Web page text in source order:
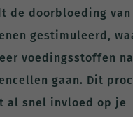
de doorbloeding van
gestimuleerd,
voedingsstoffen
gaan. Dit
al snel invloed op je